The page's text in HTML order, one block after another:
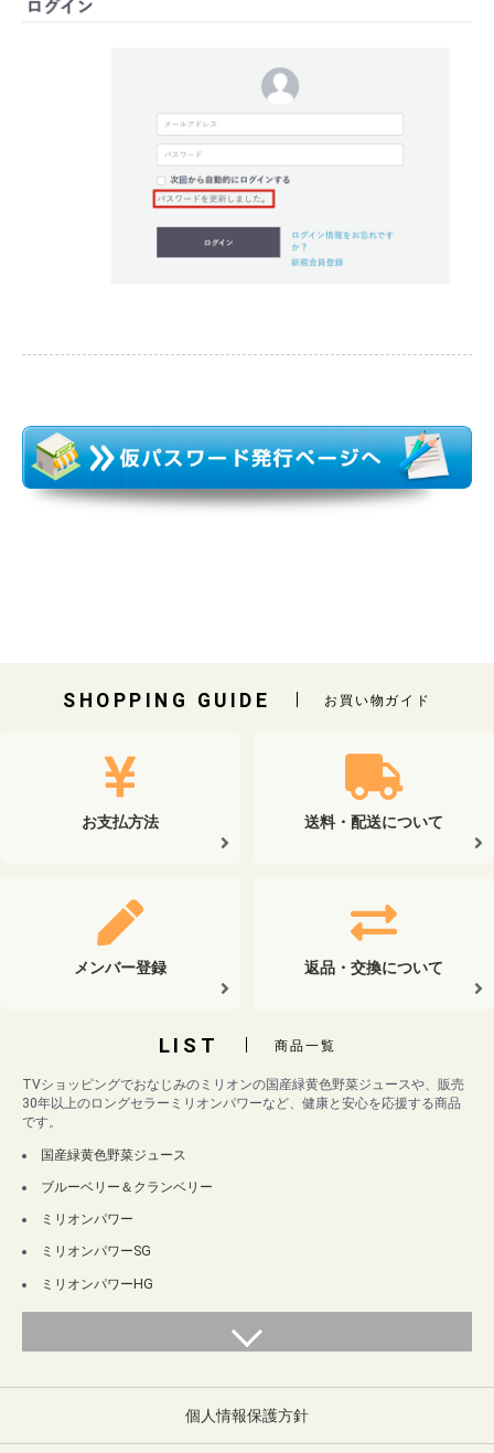
SHOPPING GUIDE お買い物ガイド
お支払方法 送料・配送について
メンバー登録 返品・交換について
LIST 商品一覧
TVショッピングでおなじみのミリオンの国産緑黄色野菜ジュースや、販売
30年以上のロングセラーミリオンパワーなど、健康と安心を応援する商品
です。
国産緑黄色野菜ジュース
ブルーベリー＆クランベリー
ミリオンパワー
ミリオンパワーSG
ミリオンパワーHG
個人情報保護方針